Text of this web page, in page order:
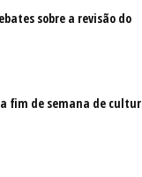
sobre a revisão do
fim de semana de